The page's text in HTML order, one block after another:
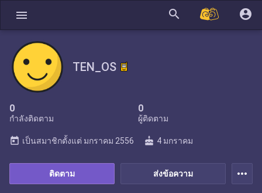
menu search account_circle
TEN_OS
0
กำลังติดตาม
0
ผู้ติดตาม
ส่งข้อความ
ติดตาม
today เป็นสมาชิกตั้งแต่ มกราคม 2556 cake 4 มกราคม
more_horiz